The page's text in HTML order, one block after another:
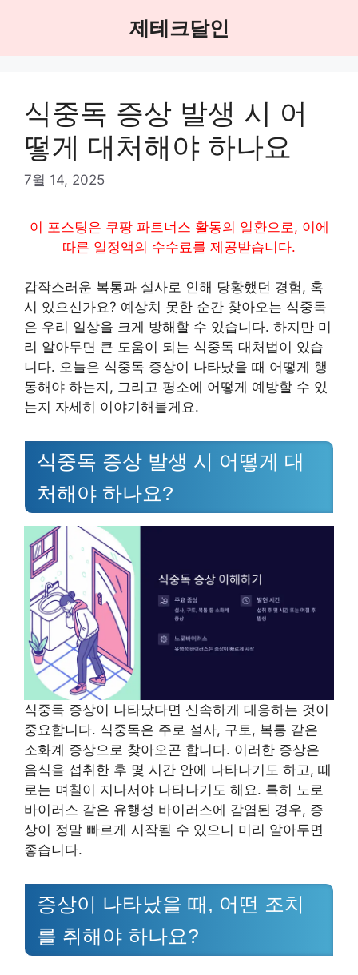
제테크달인
식중독 증상 발생 시 어
떻게 대처해야 하나요
7월 14, 2025
이 포스팅은 쿠팡 파트너스 활동의 일환으로, 이에
따른 일정액의 수수료를 제공받습니다.
갑작스러운 복통과 설사로 인해 당황했던 경험, 혹
시 있으신가요? 예상치 못한 순간 찾아오는 식중독
은 우리 일상을 크게 방해할 수 있습니다. 하지만 미
리 알아두면 큰 도움이 되는 식중독 대처법이 있습
니다. 오늘은 식중독 증상이 나타났을 때 어떻게 행
동해야 하는지, 그리고 평소에 어떻게 예방할 수 있
는지 자세히 이야기해볼게요.
식중독 증상 발생 시 어떻게 대
처해야 하나요?
식중독 증상이 나타났다면 신속하게 대응하는 것이
중요합니다. 식중독은 주로 설사, 구토, 복통 같은
소화계 증상으로 찾아오곤 합니다. 이러한 증상은
음식을 섭취한 후 몇 시간 안에 나타나기도 하고, 때
로는 며칠이 지나서야 나타나기도 해요. 특히 노로
바이러스 같은 유행성 바이러스에 감염된 경우, 증
상이 정말 빠르게 시작될 수 있으니 미리 알아두면
좋습니다.
증상이 나타났을 때, 어떤 조치
를 취해야 하나요?